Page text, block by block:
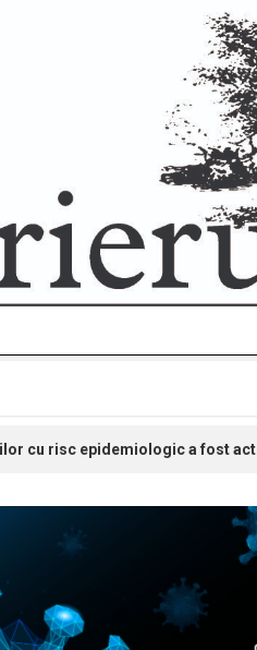
cu risc epidemiologic a fost